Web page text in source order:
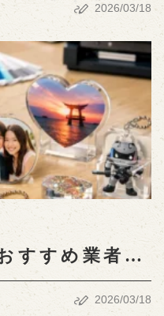
2026/03/18
すすめ業者比
ザインの全貌
2026/03/18